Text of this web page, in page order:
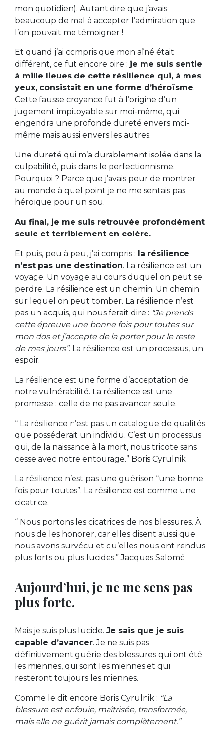
mon quotidien). Autant dire que j’avais
beaucoup de mal à accepter l’admiration que
l’on pouvait me témoigner !
Et quand j’ai compris que mon aîné était
différent, ce fut encore pire : je me suis sentie
à mille lieues de cette résilience qui, à mes
yeux, consistait en une forme d’héroïsme.
Cette fausse croyance fut à l’origine d’un
jugement impitoyable sur moi-même, qui
engendra une profonde dureté envers moi-
même mais aussi envers les autres.
Une dureté qui m’a durablement isolée dans la
culpabilité, puis dans le perfectionnisme.
Pourquoi ? Parce que j’avais peur de montrer
au monde à quel point je ne me sentais pas
héroïque pour un sou.
Au final, je me suis retrouvée profondément
seule et terriblement en colère.
Et puis, peu à peu, j’ai compris : la résilience
n’est pas une destination. La résilience est un
voyage. Un voyage au cours duquel on peut se
perdre. La résilience est un chemin. Un chemin
sur lequel on peut tomber. La résilience n’est
pas un acquis, qui nous ferait dire : “Je prends
cette épreuve une bonne fois pour toutes sur
mon dos et j’accepte de la porter pour le reste
de mes jours”. La résilience est un processus, un
espoir.
La résilience est une forme d’acceptation de
notre vulnérabilité. La résilience est une
promesse : celle de ne pas avancer seule.
“ La résilience n’est pas un catalogue de qualités
que posséderait un individu. C’est un processus
qui, de la naissance à la mort, nous tricote sans
cesse avec notre entourage.” Boris Cyrulnik
La résilience n’est pas une guérison “une bonne
fois pour toutes”. La résilience est comme une
cicatrice.
“ Nous portons les cicatrices de nos blessures. À
nous de les honorer, car elles disent aussi que
nous avons survécu et qu’elles nous ont rendus
plus forts ou plus lucides.” Jacques Salomé
Aujourd’hui, je ne me sens pas
plus forte.
Mais je suis plus lucide. Je sais que je suis
capable d’avancer. Je ne suis pas
définitivement guérie des blessures qui ont été
les miennes, qui sont les miennes et qui
resteront toujours les miennes.
Comme le dit encore Boris Cyrulnik : “La
blessure est enfouie, maîtrisée, transformée,
mais elle ne guérit jamais complètement.”